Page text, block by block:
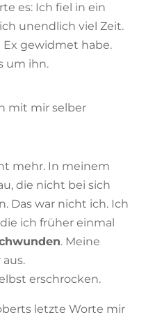
es: Ich fiel in ein
unendlich viel Zeit.
gewidmet habe.
um ihn.
mit mir selber
mehr. In meinem
die nicht bei sich
Das war nicht ich. Ich
ich früher einmal
. Meine
erschrocken.
letzte Worte mir